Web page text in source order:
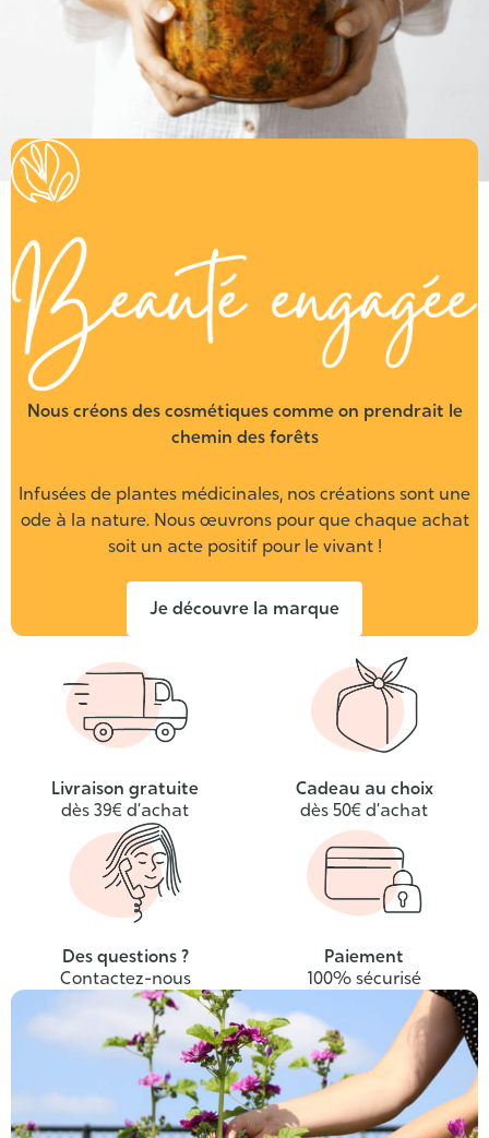
Beauté
Nous créons des cosmétiques comme on prendrait le
chemin des forêts
Infusées de plantes médicinales, nos créations sont une
ode à la nature. Nous œuvrons pour que chaque achat
soit un acte positif pour le vivant !
Je découvre la marque
Livraison gratuite
dès 39€ d’achat
Cadeau au choix
dès 50€ d’achat
Des questions ?
Contactez-nous
Paiement
100% sécurisé